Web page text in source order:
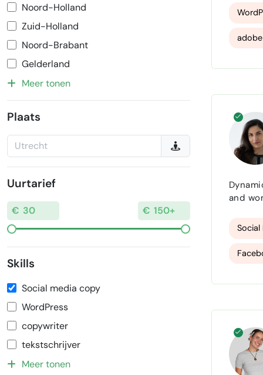
Noord-Holland
Zuid-Holland
Noord-Brabant
Gelderland
Meer tonen
Plaats
Uurtarief
Skills
Social media copy
WordPress
copywriter
tekstschrijver
Meer tonen
het
and
Social
Brand
event